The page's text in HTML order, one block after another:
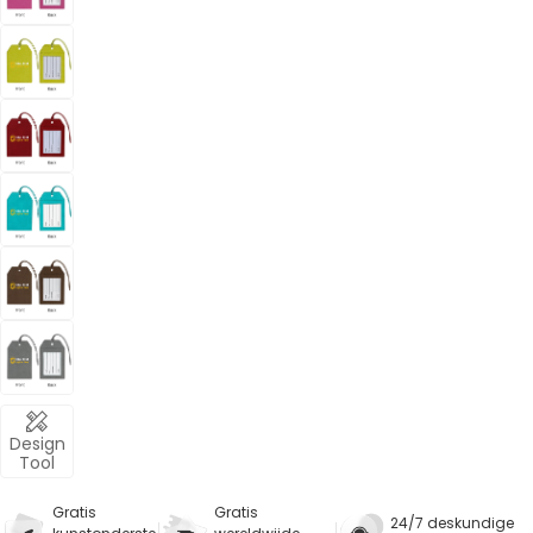
Design
Tool
Gratis
Gratis
24/7 deskundige